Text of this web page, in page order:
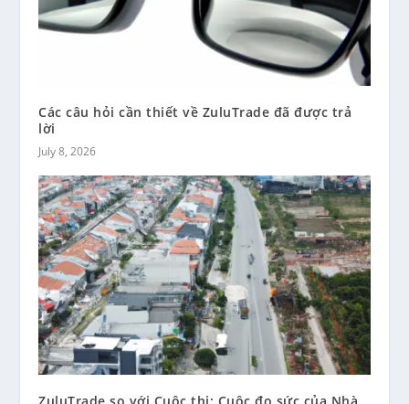
Các câu hỏi cần thiết về ZuluTrade đã được trả
lời
July 8, 2026